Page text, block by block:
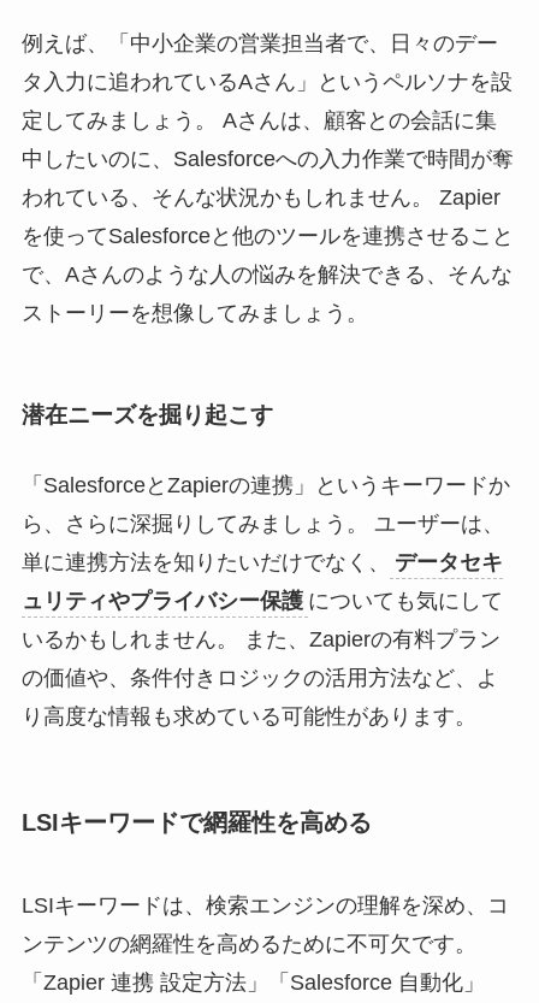
例えば、「中小企業の営業担当者で、日々のデー
タ入力に追われているAさん」というペルソナを設
定してみましょう。 Aさんは、顧客との会話に集
中したいのに、Salesforceへの入力作業で時間が奪
われている、そんな状況かもしれません。 Zapier
を使ってSalesforceと他のツールを連携させること
で、Aさんのような人の悩みを解決できる、そんな
ストーリーを想像してみましょう。
潜在ニーズを掘り起こす
「SalesforceとZapierの連携」というキーワードか
ら、さらに深掘りしてみましょう。 ユーザーは、
単に連携方法を知りたいだけでなく、
データセキ
ュリティやプライバシー保護 についても気にして
いるかもしれません。 また、Zapierの有料プラン
の価値や、条件付きロジックの活用方法など、よ
り高度な情報も求めている可能性があります。
LSIキーワードで網羅性を高める
LSIキーワードは、検索エンジンの理解を深め、コ
ンテンツの網羅性を高めるために不可欠です。
「Zapier 連携 設定方法」「Salesforce 自動化」